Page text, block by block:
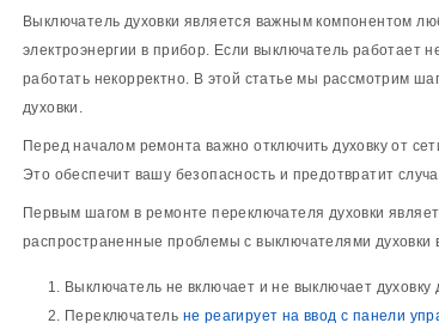
Выключатель духовки является важным компонентом
электроэнергии в прибор. Если выключатель работает
работать некорректно. В этой статье мы рассмотрим
духовки.
Перед началом ремонта важно отключить духовку от
Это обеспечит вашу безопасность и предотвратит
Первым шагом в ремонте переключателя духовки
распространенные проблемы с выключателями духовки
Выключатель не включает и не выключает
Переключатель не реагирует на ввод с панели